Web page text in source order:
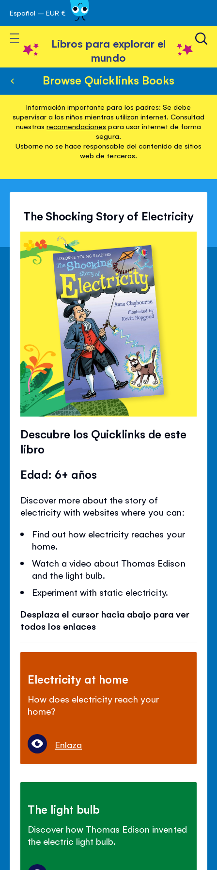
Ir
al
contenido
Español – EUR €
Toggle Nav
Libros para explorar el
mundo
Browse Quicklinks Books
Información importante para los padres: Se debe
supervisar a los niños mientras utilizan internet. Consultad
nuestrasrecomendaciones para usar internet de forma
segura.
Usborne no se hace responsable del contenido de sitios
web de terceros.
The Shocking Story of Electricity
Descubre los Quicklinks de este
libro
Edad: 6+ años
Discover more about the story of
electricity with websites where you can:
Find out how electricity reaches your
home.
Watch a video about Thomas Edison
and the light bulb.
Experiment with static electricity.
Desplaza el cursor hacia abajo para ver
todos los enlaces
Electricity at home
How does electricity reach your
home?
Enlaza
The light bulb
Discover how Thomas Edison invented
the electric light bulb.